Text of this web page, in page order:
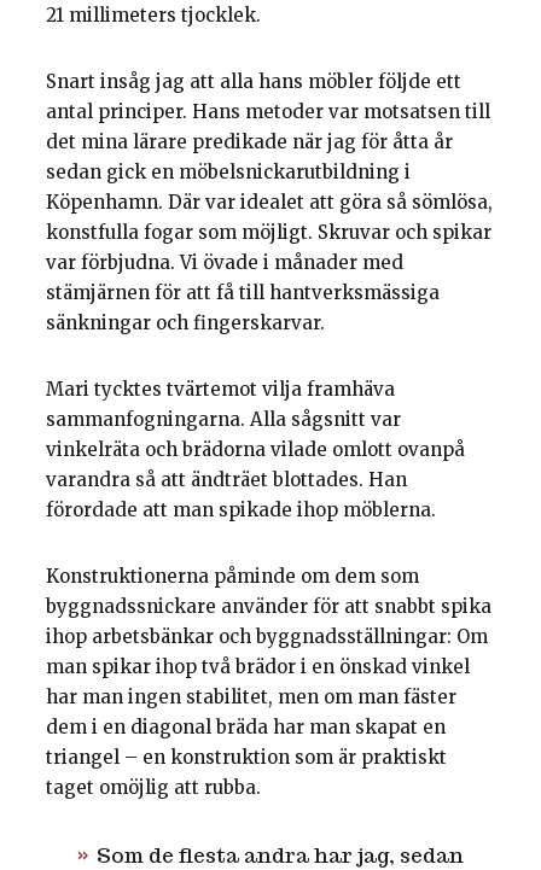
21 millimeters tjocklek.
Snart insåg jag att alla hans möbler följde ett
antal principer. Hans metoder var motsatsen till
det mina lärare predikade när jag för åtta år
sedan gick en möbelsnickarutbildning i
Köpenhamn. Där var idealet att göra så sömlösa,
konstfulla fogar som möjligt. Skruvar och spikar
var förbjudna. Vi övade i månader med
stämjärnen för att få till hantverksmässiga
sänkningar och fingerskarvar.
Mari tycktes tvärtemot vilja framhäva
sammanfogningarna. Alla sågsnitt var
vinkelräta och brädorna vilade omlott ovanpå
varandra så att ändträet blottades. Han
förordade att man spikade ihop möblerna.
Konstruktionerna påminde om dem som
byggnadssnickare använder för att snabbt spika
ihop arbetsbänkar och byggnadsställningar: Om
man spikar ihop två brädor i en önskad vinkel
har man ingen stabilitet, men om man fäster
dem i en diagonal bräda har man skapat en
triangel – en konstruktion som är praktiskt
taget omöjlig att rubba.
Som de flesta andra har jag, sedan